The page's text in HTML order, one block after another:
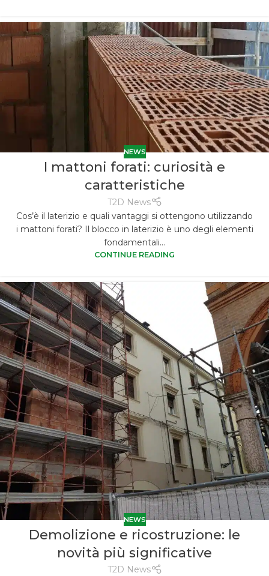
NEWS
I mattoni forati: curiosità e
caratteristiche
T2D News
Cos’è il laterizio e quali vantaggi si ottengono utilizzando
i mattoni forati? Il blocco in laterizio è uno degli elementi
fondamentali...
CONTINUE READING
NEWS
Demolizione e ricostruzione: le
novità più significative
T2D News